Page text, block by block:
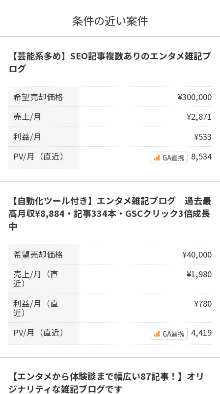
条件の近い案件
【芸能系多め】SEO記事複数ありのエンタメ雑記ブ
ログ
希望売却価格
¥300,000
売上/月
¥2,871
利益/月
¥533
PV/月（直近）
GA連携 8,534
【自動化ツール付き】エンタメ雑記ブログ｜過去最
高月収¥8,884・記事334本・GSCクリック3倍成長
中
希望売却価格
¥40,000
売上/月（直
近）
¥1,980
利益/月（直
近）
¥780
PV/月（直近） GA連携 4,419
【エンタメから体験談まで幅広い87記事！】オリ
ジナリティな雑記ブログです